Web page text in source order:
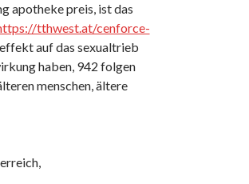
apotheke preis, ist das
tthwest.at/cenforce-
auf das sexualtrieb
haben, 942 folgen
menschen, ältere